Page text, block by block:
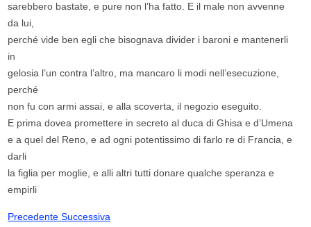
sarebbero bastate, e pure non l’ha fatto. E il male non avvenne
da lui,
perché vide ben egli che bisognava divider i baroni e mantenerli
in
gelosia l’un contra l’altro, ma mancaro li modi nell’esecuzione,
perché
non fu con armi assai, e alla scoverta, il negozio eseguito.
E prima dovea promettere in secreto al duca di Ghisa e d’Umena
e a quel del Reno, e ad ogni potentissimo di farlo re di Francia, e
darli
la figlia per moglie, e alli altri tutti donare qualche speranza e
empirli
PrecedenteSuccessiva